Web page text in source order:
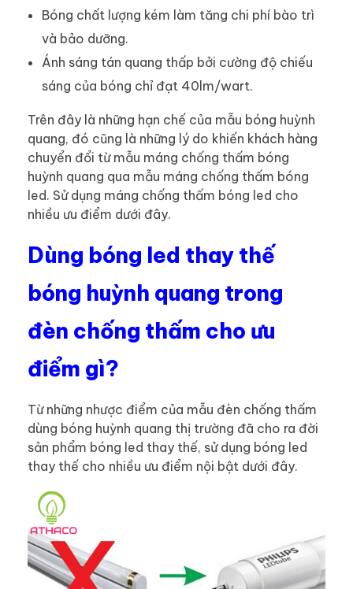
Bóng chất lượng kém làm tăng chi phí bào trì
và bảo dưỡng.
Ánh sáng tán quang thấp bởi cường độ chiếu
sáng của bóng chỉ đạt 40lm/wart.
Trên đây là những hạn chế của mẫu bóng huỳnh
quang, đó cũng là những lý do khiến khách hàng
chuyển đổi từ mẫu máng chống thấm bóng
huỳnh quang qua mẫu máng chống thấm bóng
led. Sử dụng máng chống thấm bóng led cho
nhiều ưu điểm dưới đây.
Dùng bóng led thay thế
bóng huỳnh quang trong
đèn chống thấm cho ưu
điểm gì?
Từ những nhược điểm của mẫu đèn chống thấm
dùng bóng huỳnh quang thị trường đã cho ra đời
sản phẩm bóng led thay thế, sử dụng bóng led
thay thế cho nhiều ưu điểm nội bật dưới đây.